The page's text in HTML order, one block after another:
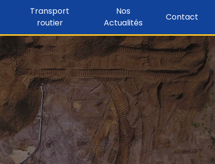
Transport
routier
Nos
Actualités
Contact